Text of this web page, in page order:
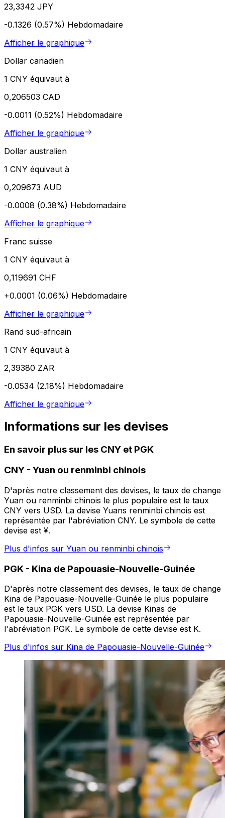
23,3342 JPY
-0.1326 (0.57%) Hebdomadaire
Afficher le graphique
Dollar canadien
1 CNY équivaut à
0,206503 CAD
-0.0011 (0.52%) Hebdomadaire
Afficher le graphique
Dollar australien
1 CNY équivaut à
0,209673 AUD
-0.0008 (0.38%) Hebdomadaire
Afficher le graphique
Franc suisse
1 CNY équivaut à
0,119691 CHF
+0.0001 (0.06%) Hebdomadaire
Afficher le graphique
Rand sud-africain
1 CNY équivaut à
2,39380 ZAR
-0.0534 (2.18%) Hebdomadaire
Afficher le graphique
Informations sur les devises
En savoir plus sur les CNY et PGK
CNY - Yuan ou renminbi chinois
D'après notre classement des devises, le taux de change
Yuan ou renminbi chinois le plus populaire est le taux
CNY vers USD. La devise Yuans renminbi chinois est
représentée par l'abréviation CNY. Le symbole de cette
devise est ¥.
Plus d'infos sur Yuan ou renminbi chinois
PGK - Kina de Papouasie-Nouvelle-Guinée
D'après notre classement des devises, le taux de change
Kina de Papouasie-Nouvelle-Guinée le plus populaire
est le taux PGK vers USD. La devise Kinas de
Papouasie-Nouvelle-Guinée est représentée par
l'abréviation PGK. Le symbole de cette devise est K.
Plus d'infos sur Kina de Papouasie-Nouvelle-Guinée